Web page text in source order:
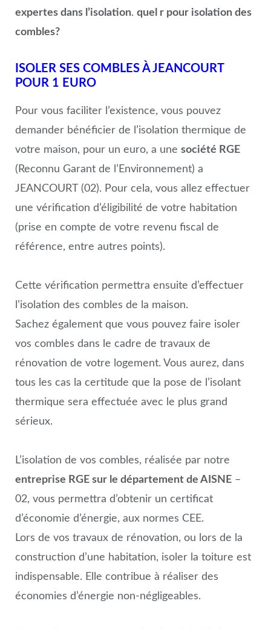
expertes dans l’isolation. quel r pour isolation des
combles?
ISOLER SES COMBLES À JEANCOURT
POUR 1 EURO
Pour vous faciliter l’existence, vous pouvez
demander bénéficier de l’isolation thermique de
votre maison, pour un euro, a une société RGE
(Reconnu Garant de l’Environnement) a
JEANCOURT (02). Pour cela, vous allez effectuer
une vérification d’éligibilité de votre habitation
(prise en compte de votre revenu fiscal de
référence, entre autres points).
Cette vérification permettra ensuite d’effectuer
l’isolation des combles de la maison.
Sachez également que vous pouvez faire isoler
vos combles dans le cadre de travaux de
rénovation de votre logement. Vous aurez, dans
tous les cas la certitude que la pose de l’isolant
thermique sera effectuée avec le plus grand
sérieux.
L’isolation de vos combles, réalisée par notre
entreprise RGE sur le département de AISNE–
02, vous permettra d’obtenir un certificat
d’économie d’énergie, aux normes CEE.
Lors de vos travaux de rénovation, ou lors de la
construction d’une habitation, isoler la toiture est
indispensable. Elle contribue à réaliser des
économies d’énergie non-négligeables.